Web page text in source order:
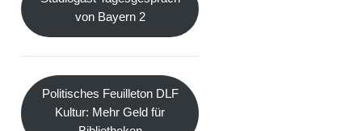
von Bayern 2
Politisches Feuilleton DLF
Kultur: Mehr Geld für